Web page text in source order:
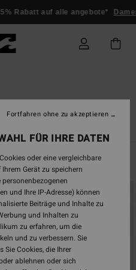
auf alle angebote* Damen
530Ergebnisse
BRANDNEU
FÜR IHRE DATEN
oder eine vergleichbare
Gerät zu speichern
und Ihre IP-Adresse) können
Beiträge und Inhalte zu
und Inhalten zu
zu erfahren, um die
und zu verbessern. Sie
Sie Cookies, die Ihrer
ablehnen oder sich
Fortfahren ohne zu akzeptieren